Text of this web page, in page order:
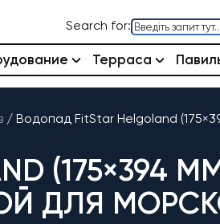
Search for:
Терраса
/ Водопад FitStar Helgoland
ДЛЯ